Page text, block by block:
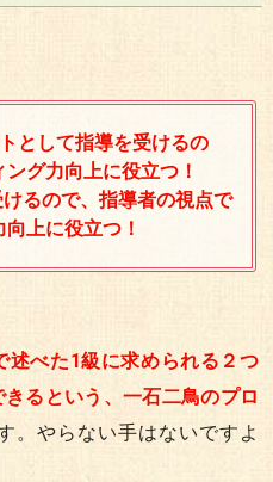
として指導を受けるの
グ力向上に役立つ！
るので、指導者の視点で
上に役立つ！
述べた1級に求められる２つ
るという、一石二鳥のプロ
。やらない手はないですよ